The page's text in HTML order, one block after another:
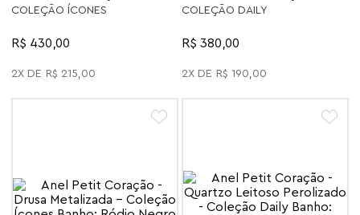
COLEÇÃO ÍCONES
R$ 430,00
2 R$ 215,00
COLEÇÃO DAILY
R$ 380,00
2 R$ 190,00